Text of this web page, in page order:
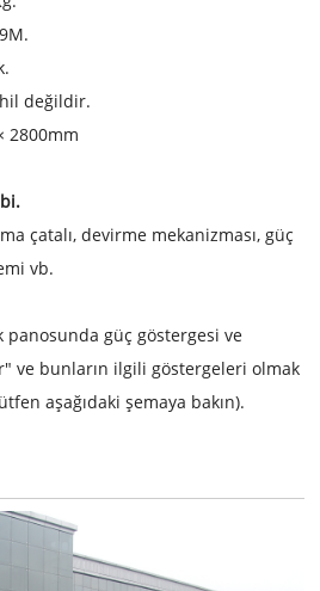
değildir.
2800mm
çatalı, devirme mekanizması, güç
vb.
panosunda güç göstergesi ve
ve bunların ilgili göstergeleri olmak
aşağıdaki şemaya bakın).